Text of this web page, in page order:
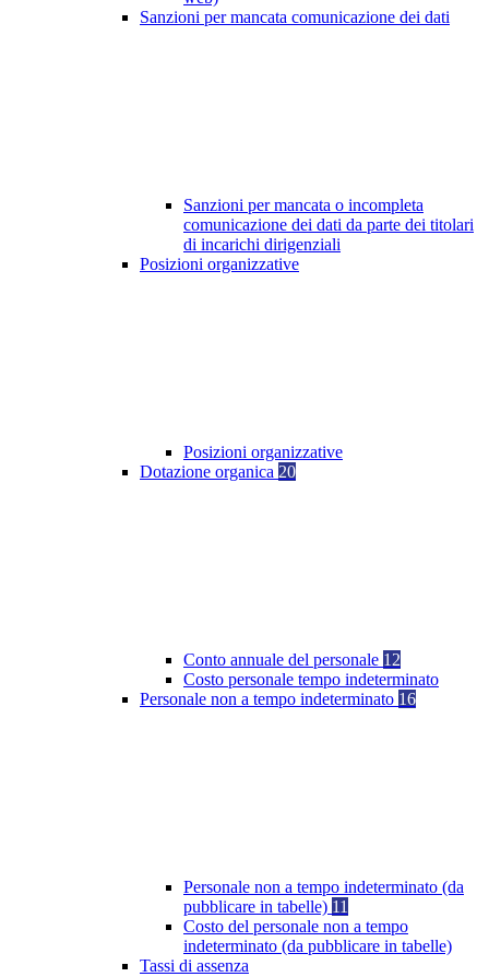
Sanzioni per mancata comunicazione dei dati
Sanzioni per mancata o incompleta
comunicazione dei dati da parte dei titolari
di incarichi dirigenziali
Posizioni organizzative
Posizioni organizzative
Dotazione organica 20
Conto annuale del personale 12
Costo personale tempo indeterminato
Personale non a tempo indeterminato 16
Personale non a tempo indeterminato (da
pubblicare in tabelle) 11
Costo del personale non a tempo
indeterminato (da pubblicare in tabelle)
Tassi di assenza